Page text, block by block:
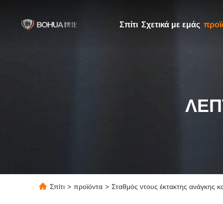
Σπίτι Σχετικά με εμάς
Σπίτι > προϊόντα > Σταθμός ντους έκτακτης ανάγκης